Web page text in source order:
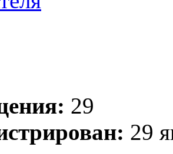
29
29